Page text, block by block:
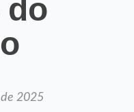
do
2025